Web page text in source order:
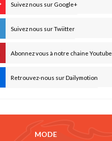
Suivez nous sur Google+
Suivez nous sur Twiitter
Abonnez vous à notre chaine Youtube
Retrouvez-nous sur Dailymotion
MODE